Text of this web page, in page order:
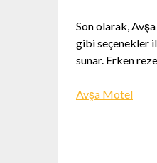
Son olarak,
gibi seçenekler
sunar. Erken
Avşa Motel